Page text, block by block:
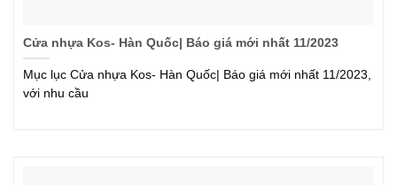
Cửa nhựa Kos- Hàn Quốc| Báo giá mới nhất 11/2023
Mục lục Cửa nhựa Kos- Hàn Quốc| Báo giá mới nhất 11/2023,
với nhu cầu